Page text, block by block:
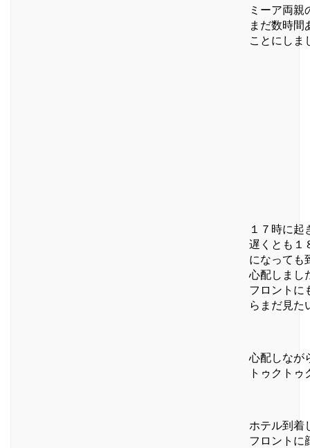
ミーア両
まだ数時
ことにしま
１７時に
遅くとも１
になっても
心配しまし
フロントに
らまだ見た
心配しなが
トゥクト
ホテル到着
フロントに